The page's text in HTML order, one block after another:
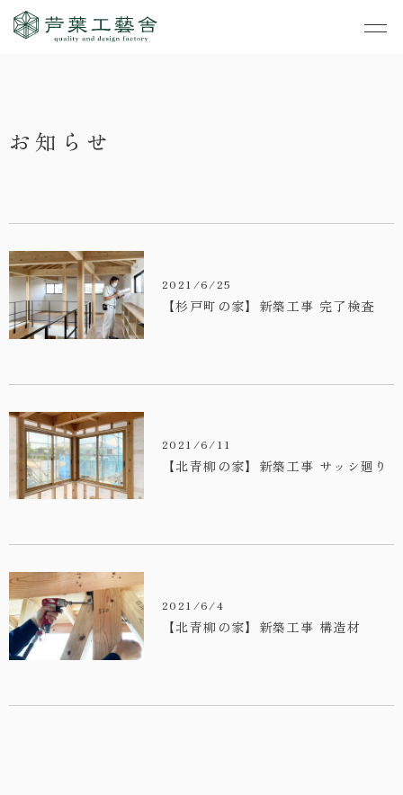
お知らせ
2021/6/25
【杉戸町の家】新築工事 完了検査
2021/6/11
【北青柳の家】新築工事 サッシ廻り
2021/6/4
【北青柳の家】新築工事 構造材
- すべて
- リノベーション
事業案内
- 新築
- 店舗・オフィス
- リノベーション
- コンセプトハウス事
- コンセプトハウス6
- コンセプトハウス5
・お客さまの声
・会社概要